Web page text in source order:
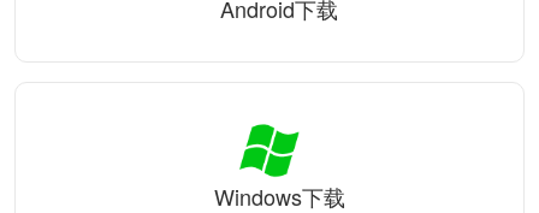
Android下载
Windows下载